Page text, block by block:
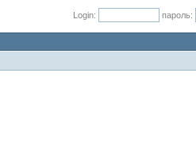
Login: пароль: